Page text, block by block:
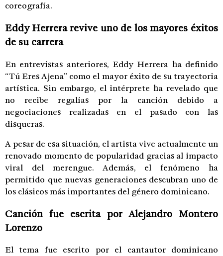
coreografía.
Eddy Herrera revive uno de los mayores éxitos
de su carrera
En entrevistas anteriores, Eddy Herrera ha definido
“Tú Eres Ajena” como el mayor éxito de su trayectoria
artística. Sin embargo, el intérprete ha revelado que
no recibe regalías por la canción debido a
negociaciones realizadas en el pasado con las
disqueras.
A pesar de esa situación, el artista vive actualmente un
renovado momento de popularidad gracias al impacto
viral del merengue. Además, el fenómeno ha
permitido que nuevas generaciones descubran uno de
los clásicos más importantes del género dominicano.
Canción fue escrita por Alejandro Montero
Lorenzo
El tema fue escrito por el cantautor dominicano